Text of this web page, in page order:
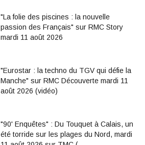
"La folie des piscines : la nouvelle
passion des Français" sur RMC Story
mardi 11 août 2026
"Eurostar : la techno du TGV qui défie la
Manche" sur RMC Découverte mardi 11
août 2026 (vidéo)
"90' Enquêtes" : Du Touquet à Calais, un
été torride sur les plages du Nord, mardi